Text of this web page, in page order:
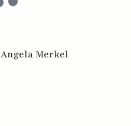
Angela Merkel